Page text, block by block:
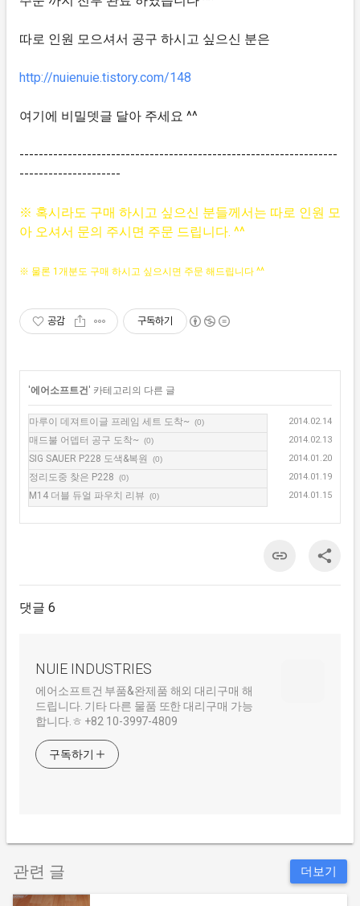
따로 인원 모으셔서 공구 하시고 싶으신 분은
http://nuienuie.tistory.com/148
여기에 비밀뎃글 달아 주세요 ^^
------------------------------------------------------------------
---------------------
※ 혹시라도 구매 하시고 싶으신 분들께서는 따로 인원 모
아 오셔서 문의 주시면 주문 드립니다. ^^
※ 물론 1개분도 구매 하시고 싶으시면 주문 해드립니다 ^^
공감 구독하기
'에어소프트건' 카테고리의 다른 글
마루이 데져트이글 프레임 세트 도착~ (0) 2014.02.14
매드불 어뎁터 공구 도착~ (0) 2014.02.13
SIG SAUER P228 도색&복원 (0) 2014.01.20
정리도중 찾은 P228 (0) 2014.01.19
M14 더블 듀얼 파우치 리뷰 (0) 2014.01.15
댓글 6
NUIE INDUSTRIES
에어소프트건 부품&완제품 해외 대리구매 해
드립니다. 기타 다른 물품 또한 대리구매 가능
합니다.ㅎ +82 10-3997-4809
구독하기
관련 글 더보기